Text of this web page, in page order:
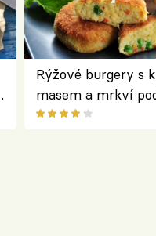
Rýžové burgery s
masem a mrkví
salátem – lehká a